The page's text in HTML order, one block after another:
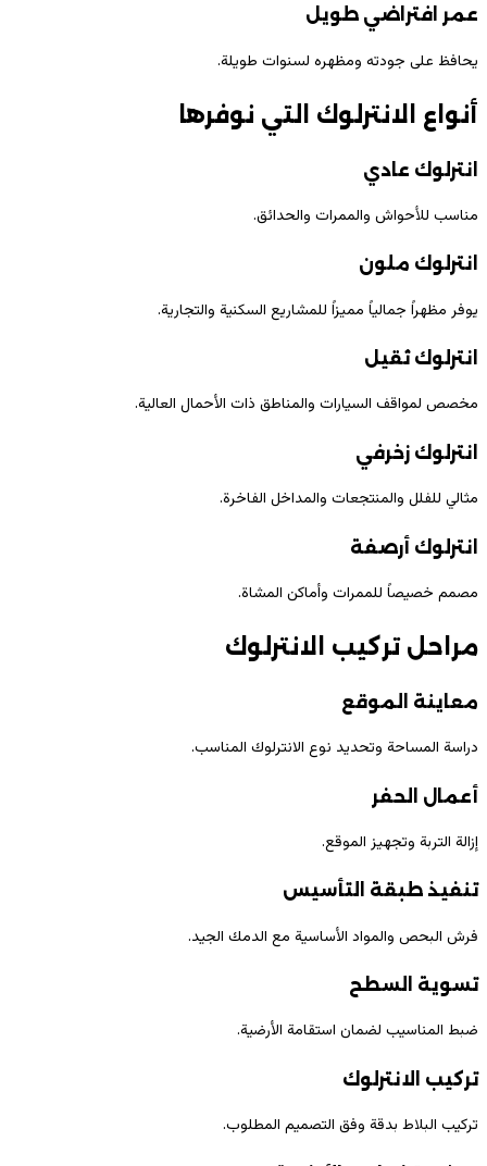
عمر افتراضي طويل
يحافظ على جودته ومظهره لسنوات طويلة.
أنواع الانترلوك التي نوفرها
انترلوك عادي
مناسب للأحواش والممرات والحدائق.
انترلوك ملون
يوفر مظهراً جمالياً مميزاً للمشاريع السكنية والتجارية.
انترلوك ثقيل
مخصص لمواقف السيارات والمناطق ذات الأحمال العالية.
انترلوك زخرفي
مثالي للفلل والمنتجعات والمداخل الفاخرة.
انترلوك أرصفة
مصمم خصيصاً للممرات وأماكن المشاة.
مراحل تركيب الانترلوك
معاينة الموقع
دراسة المساحة وتحديد نوع الانترلوك المناسب.
أعمال الحفر
إزالة التربة وتجهيز الموقع.
تنفيذ طبقة التأسيس
فرش البحص والمواد الأساسية مع الدمك الجيد.
تسوية السطح
ضبط المناسيب لضمان استقامة الأرضية.
تركيب الانترلوك
تركيب البلاط بدقة وفق التصميم المطلوب.